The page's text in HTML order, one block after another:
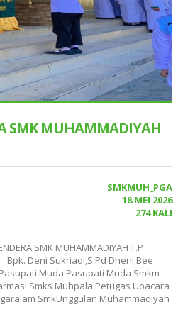
SMK MUHAMMADIYAH
SMKMUH_PGA
18 MEI 2026
274 KALI
SMK MUHAMMADIYAH T.P
Bpk. Deni Sukriadi,S.Pd Dheni Bee
Muda Pasupati Muda Smkm
Smks Muhpala Petugas Upacara
SmkUnggulan Muhammadiyah